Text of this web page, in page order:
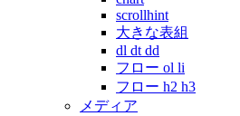
scrollhint
大きな表組
dl dt dd
フロー ol li
フロー h2 h3
メディア